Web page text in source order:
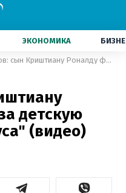
ЭКОНОМИКА
58 голов: сын Криштиану Роналду феерит за детскую команду "Ювентуса" (видео)
детскую
(видео)